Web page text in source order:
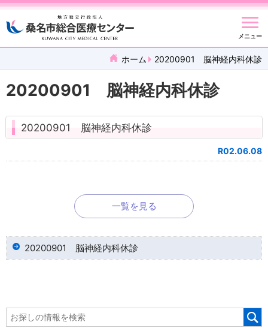
メニュー
ホーム 20200901 脳神経内科休診
20200901 脳神経内科休診
20200901 脳神経内科休診
R02.06.08
一覧を見る
20200901 脳神経内科休診